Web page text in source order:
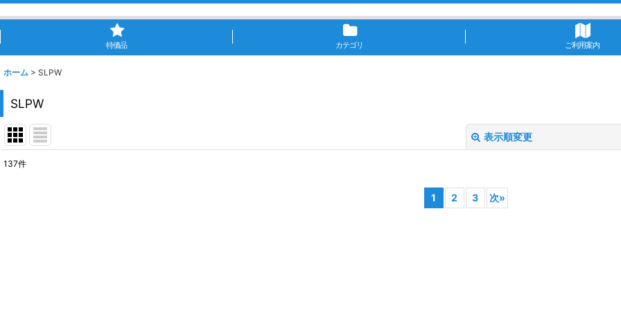
特価品 カテゴリ ご利用案内
ホーム > SLPW
SLPW
表示順変更
137件
1 2 3 次»